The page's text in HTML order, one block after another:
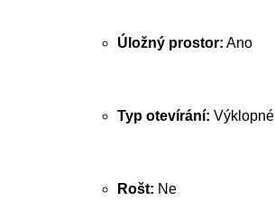
Úložný prostor: Ano
Typ otevírání: Výklopné
Rošt: Ne